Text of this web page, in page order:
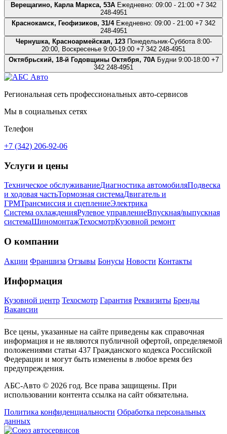
Верещагино, Карла Маркса, 53А Ежедневно: 09:00 - 21:00 +7 342
248-4951
Краснокамск, Геофизиков, 31/4Ежедневно: 09:00 - 21:00 +7 342
248-4951
Чернушка, Красноармейская, 123Понедельник-Суббота 8:00-
20:00, Воскресенье 9:00-19:00 +7 342 248-4951
Октябрьский, 18-й Годовщины Октября, 70АБудни 9:00-18:00+7
342 248-4951
Региональная сеть профессиональных авто-сервисов
Мы в социальных сетях
Телефон
+7 (342) 206-92-06
Услуги и цены
Техническое обслуживаниеДиагностика автомобиляПодвеска
и ходовая частьТормозная системаДвигатель и
ГРМТрансмиссия и сцеплениеЭлектрика
Система охлажденияРулевое управлениеВпускная/выпускная
системаШиномонтажТехосмотрКузовной ремонт
О компании
Акции Франшиза Отзывы Бонусы Новости Контакты
Информация
Кузовной центр Техосмотр Гарантия Реквизиты Бренды
Вакансии
Все цены, указанные на сайте приведены как справочная
информация и не являются публичной офертой, определяемой
положениями статьи 437 Гражданского кодекса Российской
Федерации и могут быть изменены в любое время без
предупреждения.
АБС-Авто © 2026 год. Все права защищены. При
использовании контента ссылка на сайт обязательна.
Политика конфиденциальности Обработка персональных
данных